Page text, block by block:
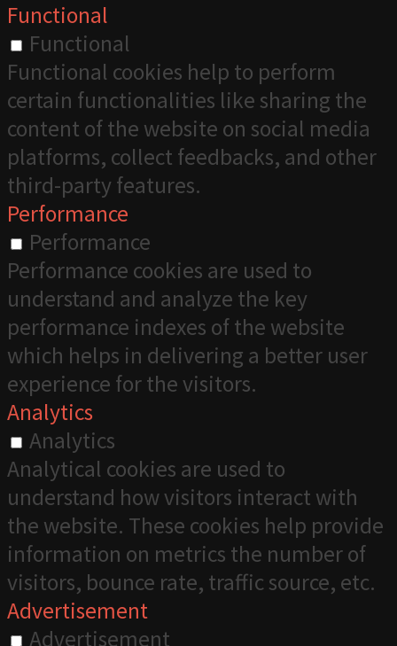
Functional
Functional
Functional cookies help to perform
certain functionalities like sharing the
content of the website on social media
platforms, collect feedbacks, and other
third-party features.
Performance
Performance
Performance cookies are used to
understand and analyze the key
performance indexes of the website
which helps in delivering a better user
experience for the visitors.
Analytics
Analytics
Analytical cookies are used to
understand how visitors interact with
the website. These cookies help provide
information on metrics the number of
visitors, bounce rate, traffic source, etc.
Advertisement
Advertisement